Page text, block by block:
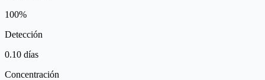
100%
Detección
0.10 días
Concentración